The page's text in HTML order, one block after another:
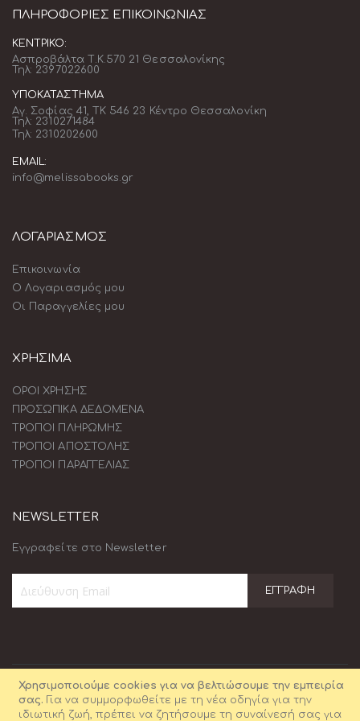
Χρησιμοποιούμε cookies για να βελτιώσουμε την εμπειρία
σας.
Για να συμμορφωθείτε με τη νέα οδηγία για την
ιδιωτική ζωή, πρέπει να ζητήσουμε τη συναίνεσή σας για
ΠΛΗΡΟΦΟΡΊΕΣ ΕΠΙΚΟΙΝΩΝΊΑΣ
ΚΕΝΤΡΙΚΌ:
Ασπροβάλτα Τ.Κ.570 21 Θεσσαλονίκης
Τηλ: 2397022600
ΥΠΟΚΑΤΆΣΤΗΜΑ
Αγ. Σοφίας 41, ΤΚ 546 23 Κέντρο Θεσσαλονίκη
Τηλ: 2310271484
Τηλ: 2310202600
EMAIL:
info@melissabooks.gr
ΛΟΓΑΡΙΑΣΜΟΣ
Επικοινωνία
Ο Λογαριασμός μου
Οι Παραγγελίες μου
ΧΡΗΣΙΜΑ
ΟΡΟΙ ΧΡΗΣΗΣ
ΠΡΟΣΩΠΙΚΑ ΔΕΔΟΜΕΝΑ
ΤΡΟΠΟΙ ΠΛΗΡΩΜΗΣ
ΤΡΟΠΟΙ ΑΠΟΣΤΟΛΗΣ
ΤΡΟΠΟΙ ΠΑΡΑΓΓΕΛΙΑΣ
NEWSLETTER
Εγγραφείτε στο Newsletter
Δελτίο:
ΕΓΓΡΑΦΉ